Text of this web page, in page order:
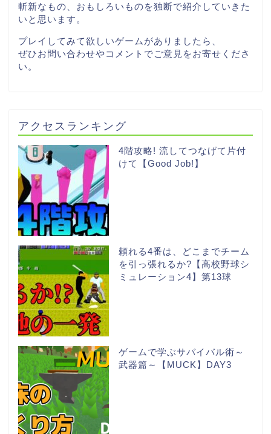
斬新なもの、おもしろいものを独断で紹介していきた
いと思います。
プレイしてみて欲しいゲームがありましたら、
ぜひお問い合わせやコメントでご意見をお寄せくださ
い。
アクセスランキング
4階攻略! 流してつなげて片付
けて【Good Job!】
頼れる4番は、どこまでチーム
を引っ張れるか?【高校野球シ
ミュレーション4】第13球
ゲームで学ぶサバイバル術～
武器篇～【MUCK】DAY3